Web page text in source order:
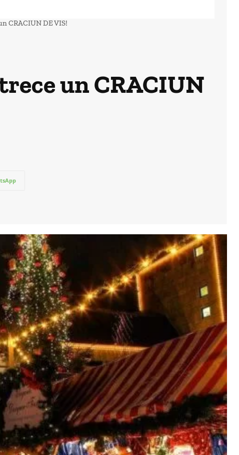
CRACIUN DE VIS!
un CRACIUN